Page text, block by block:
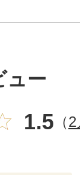
ュー
1.5 （2